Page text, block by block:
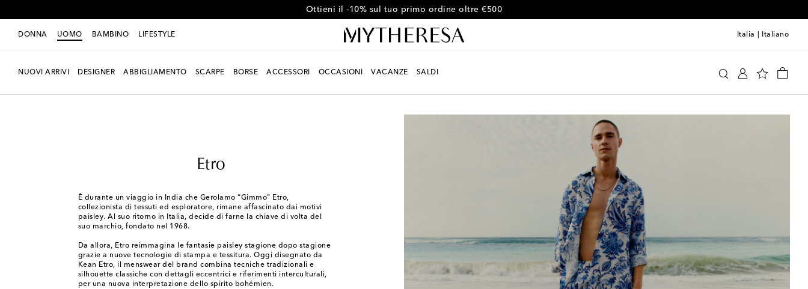
Ottieni il -10% sul tuo primo ordine oltre €500
DONNA UOMO BAMBINO LIFESTYLE Italia Italiano
NUOVI ARRIVI DESIGNER ABBIGLIAMENTO SCARPE BORSE ACCESSORI OCCASIONI VACANZE SALDI
Etro
È durante un viaggio in India che Gerolamo “Gimmo” Etro,
collezionista di tessuti ed esploratore, rimane affascinato dai motivi
paisley. Al suo ritorno in Italia, decide di farne la chiave di volta del
suo marchio, fondato nel 1968.
Da allora, Etro reimmagina le fantasie paisley stagione dopo stagione
grazie a nuove tecnologie di stampa e tessitura. Oggi disegnato da
Kean Etro, il menswear del brand combina tecniche tradizionali e
silhouette classiche con dettagli eccentrici e riferimenti interculturali,
per una nuova interpretazione dello spirito bohémien.